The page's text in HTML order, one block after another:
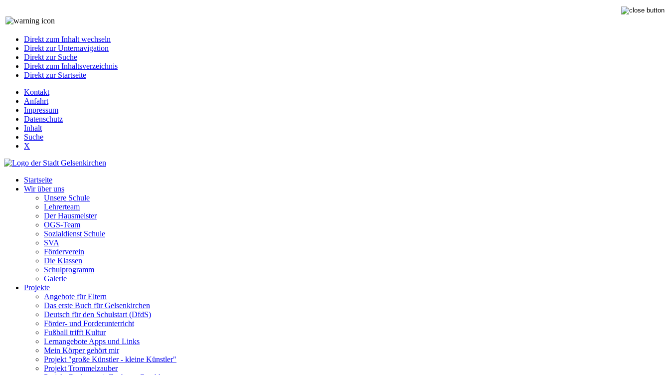
Direkt zum Inhalt wechseln
Direkt zur Unternavigation
Direkt zur Suche
Direkt zum Inhaltsverzeichnis
Direkt zur Startseite
Kontakt
Anfahrt
Impressum
Datenschutz
Inhalt
Suche
X
Startseite
Wir über uns
Unsere Schule
Lehrerteam
Der Hausmeister
OGS-Team
Sozialdienst Schule
SVA
Förderverein
Die Klassen
Schulprogramm
Galerie
Projekte
Angebote für Eltern
Das erste Buch für Gelsenkirchen
Deutsch für den Schulstart (DfdS)
Förder- und Forderunterricht
Fußball trifft Kultur
Lernangebote Apps und Links
Mein Körper gehört mir
Projekt "große Künstler - kleine Künstler"
Projekt Trommelzauber